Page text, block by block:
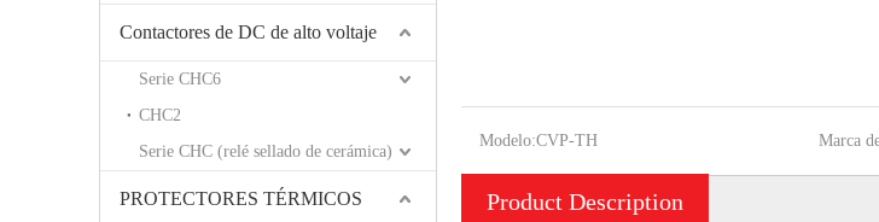
Contactores de DC de alto voltaje
Serie CHC6
CHC2
Serie CHC (relé sellado de cerámica)
PROTECTORES TÉRMICOS
Modelo:CVP-TH Marca
Product Description